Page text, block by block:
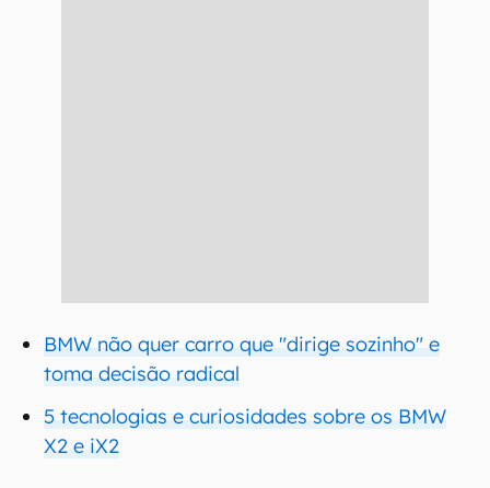
BMW não quer carro que "dirige sozinho" e
toma decisão radical
5 tecnologias e curiosidades sobre os BMW
X2 e iX2